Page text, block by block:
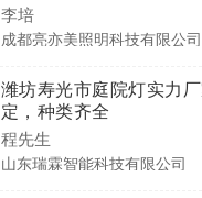
李培
成都亮亦美照明科技有限公司
潍坊寿光市庭院灯实力
定，种类齐全
程先生
山东瑞霖智能科技有限公司